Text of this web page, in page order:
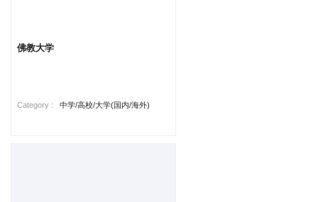
佛教大学
Category : 中学/高校/大学(国内/海外)